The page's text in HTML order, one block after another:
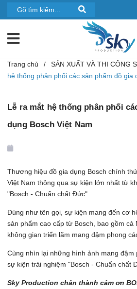
Trang chủ / SẢN XUẤT VÀ THI CÔNG
hệ thống phân phối các sản phẩm đồ gia
Lễ ra mắt hệ thống phân phối
dụng Bosch Việt Nam
Thương hiệu đồ gia dụng Bosch chính
Việt Nam thông qua sự kiện lớn nhất từ
"Bosch - Chuẩn chất Đức".
Đúng như tên gọi, sự kiện mang đến cơ
sản phẩm cao cấp từ Bosch, bao gồm cả
không gian triển lãm mang đậm phong
Cùng nhìn lại những hình ảnh mang
sự kiện trải nghiệm "Bosch - Chuẩn chất
Sky Production chân thành cảm ơn